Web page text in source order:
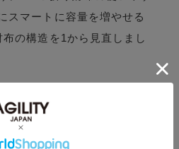
スマートに容量を増やせる
の構造を1から見直しまし
カードの重なり」が財布を厚